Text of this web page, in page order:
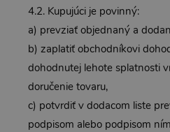
4.2. Kupujúci je povinný:
a) prevziať objednaný a
b) zaplatiť obchodníkovi
dohodnutej lehote splatnosti
doručenie tovaru,
c) potvrdiť v dodacom liste
podpisom alebo podpisom